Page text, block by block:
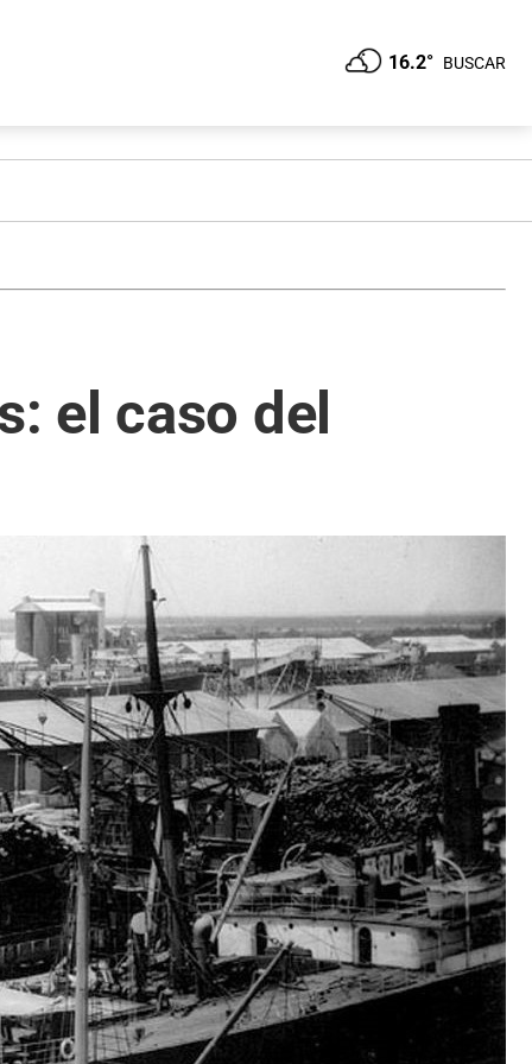
16.2° BUSCAR
el caso del